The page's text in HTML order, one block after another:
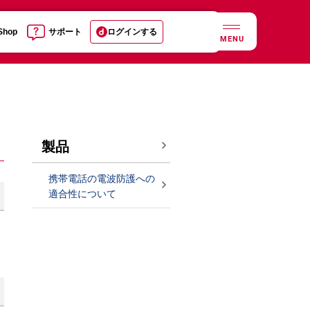
サポート ログインする
MENU
製品
携帯電話の電波防護への
適合性について